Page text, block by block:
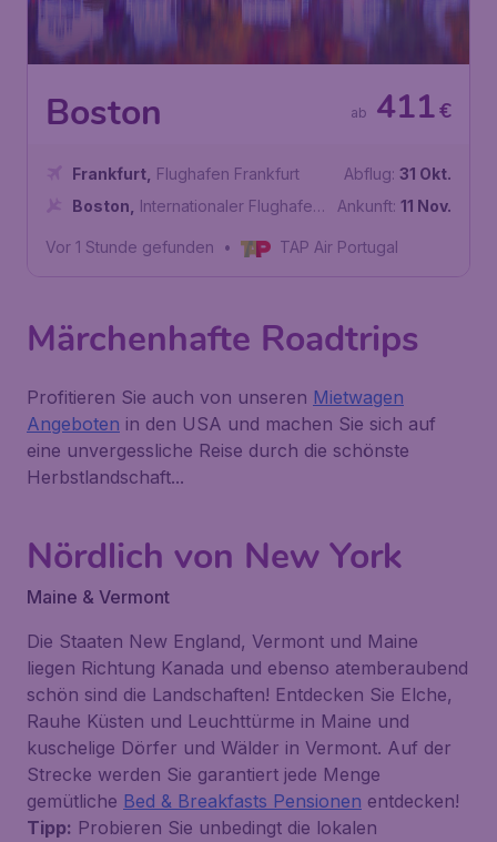
Boston €
411
ab
Frankfurt Flughafen Frankfurt
Boston
Internationaler Flughafen
Abflug: 31 Okt.
Ankunft: 11 Nov.
Vor 1 Stunde gefunden • TAP Air Portugal
Märchenhafte Roadtrips
Profitieren Sie auch von unseren Mietwagen
Angeboten in den USA und machen Sie sich auf
eine unvergessliche Reise durch die schönste
Herbstlandschaft...
Nördlich von New York
Maine & Vermont
Die Staaten New England, Vermont und Maine
liegen Richtung Kanada und ebenso atemberaubend
schön sind die Landschaften! Entdecken Sie Elche,
Rauhe Küsten und Leuchttürme in Maine und
kuschelige Dörfer und Wälder in Vermont. Auf der
Strecke werden Sie garantiert jede Menge
gemütliche Bed & Breakfasts Pensionen entdecken!
Tipp: Probieren Sie unbedingt die lokalen